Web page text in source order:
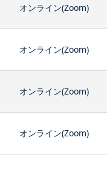
オンライン(Zoom)
オンライン(Zoom)
オンライン(Zoom)
オンライン(Zoom)